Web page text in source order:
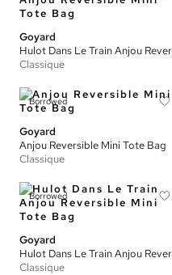
Goyard
Classique
Borrowed
Goyard
Anjou Reversible Mini Tote Bag
Classique
Borrowed
Goyard
Classique